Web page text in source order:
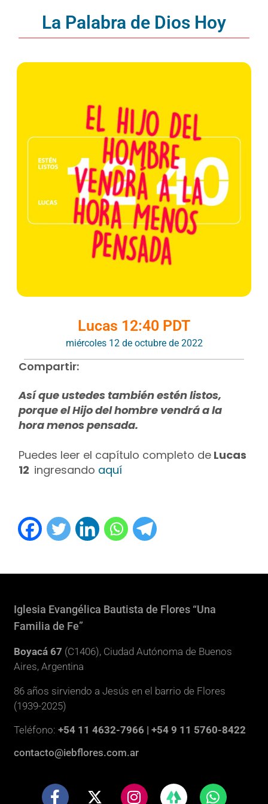
La Palabra de Dios Hoy
Lucas 12:40 PDT
miércoles 12 de octubre de 2022
Compartir:
Así que ustedes también estén listos,
porque el Hijo del hombre vendrá a la
hora menos pensada.
Puedes leer el capítulo completo de Lucas
12 ingresando aquí
Iglesia Evangélica Bautista de Flores “Una
Familia de Fe”
Boyacá 67 (C1406), Ciudad Autónoma de Buenos
Aires, Argentina
86 años sirviendo a Jesús en el barrio de Flores
(1939-2025)
Teléfono:+54 11 4632-7966 | +54 9 11 5760-8422
contacto@iebflores.com.ar
F
X
I
W